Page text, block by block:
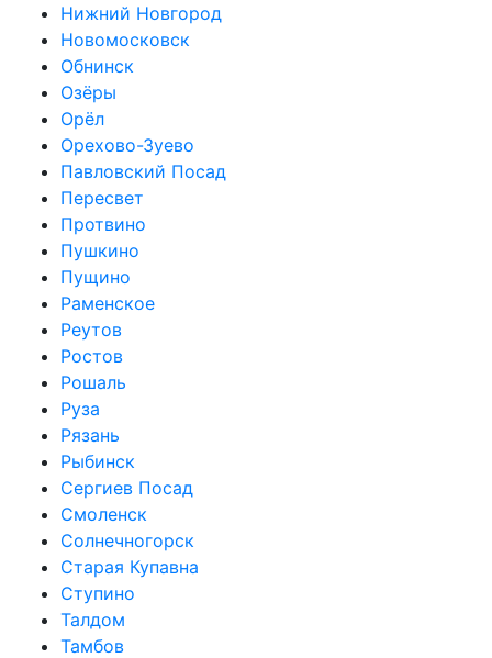
Нижний Новгород
Новомосковск
Обнинск
Озёры
Орёл
Орехово-Зуево
Павловский Посад
Пересвет
Протвино
Пушкино
Пущино
Раменское
Реутов
Ростов
Рошаль
Руза
Рязань
Рыбинск
Сергиев Посад
Смоленск
Солнечногорск
Старая Купавна
Ступино
Талдом
Тамбов